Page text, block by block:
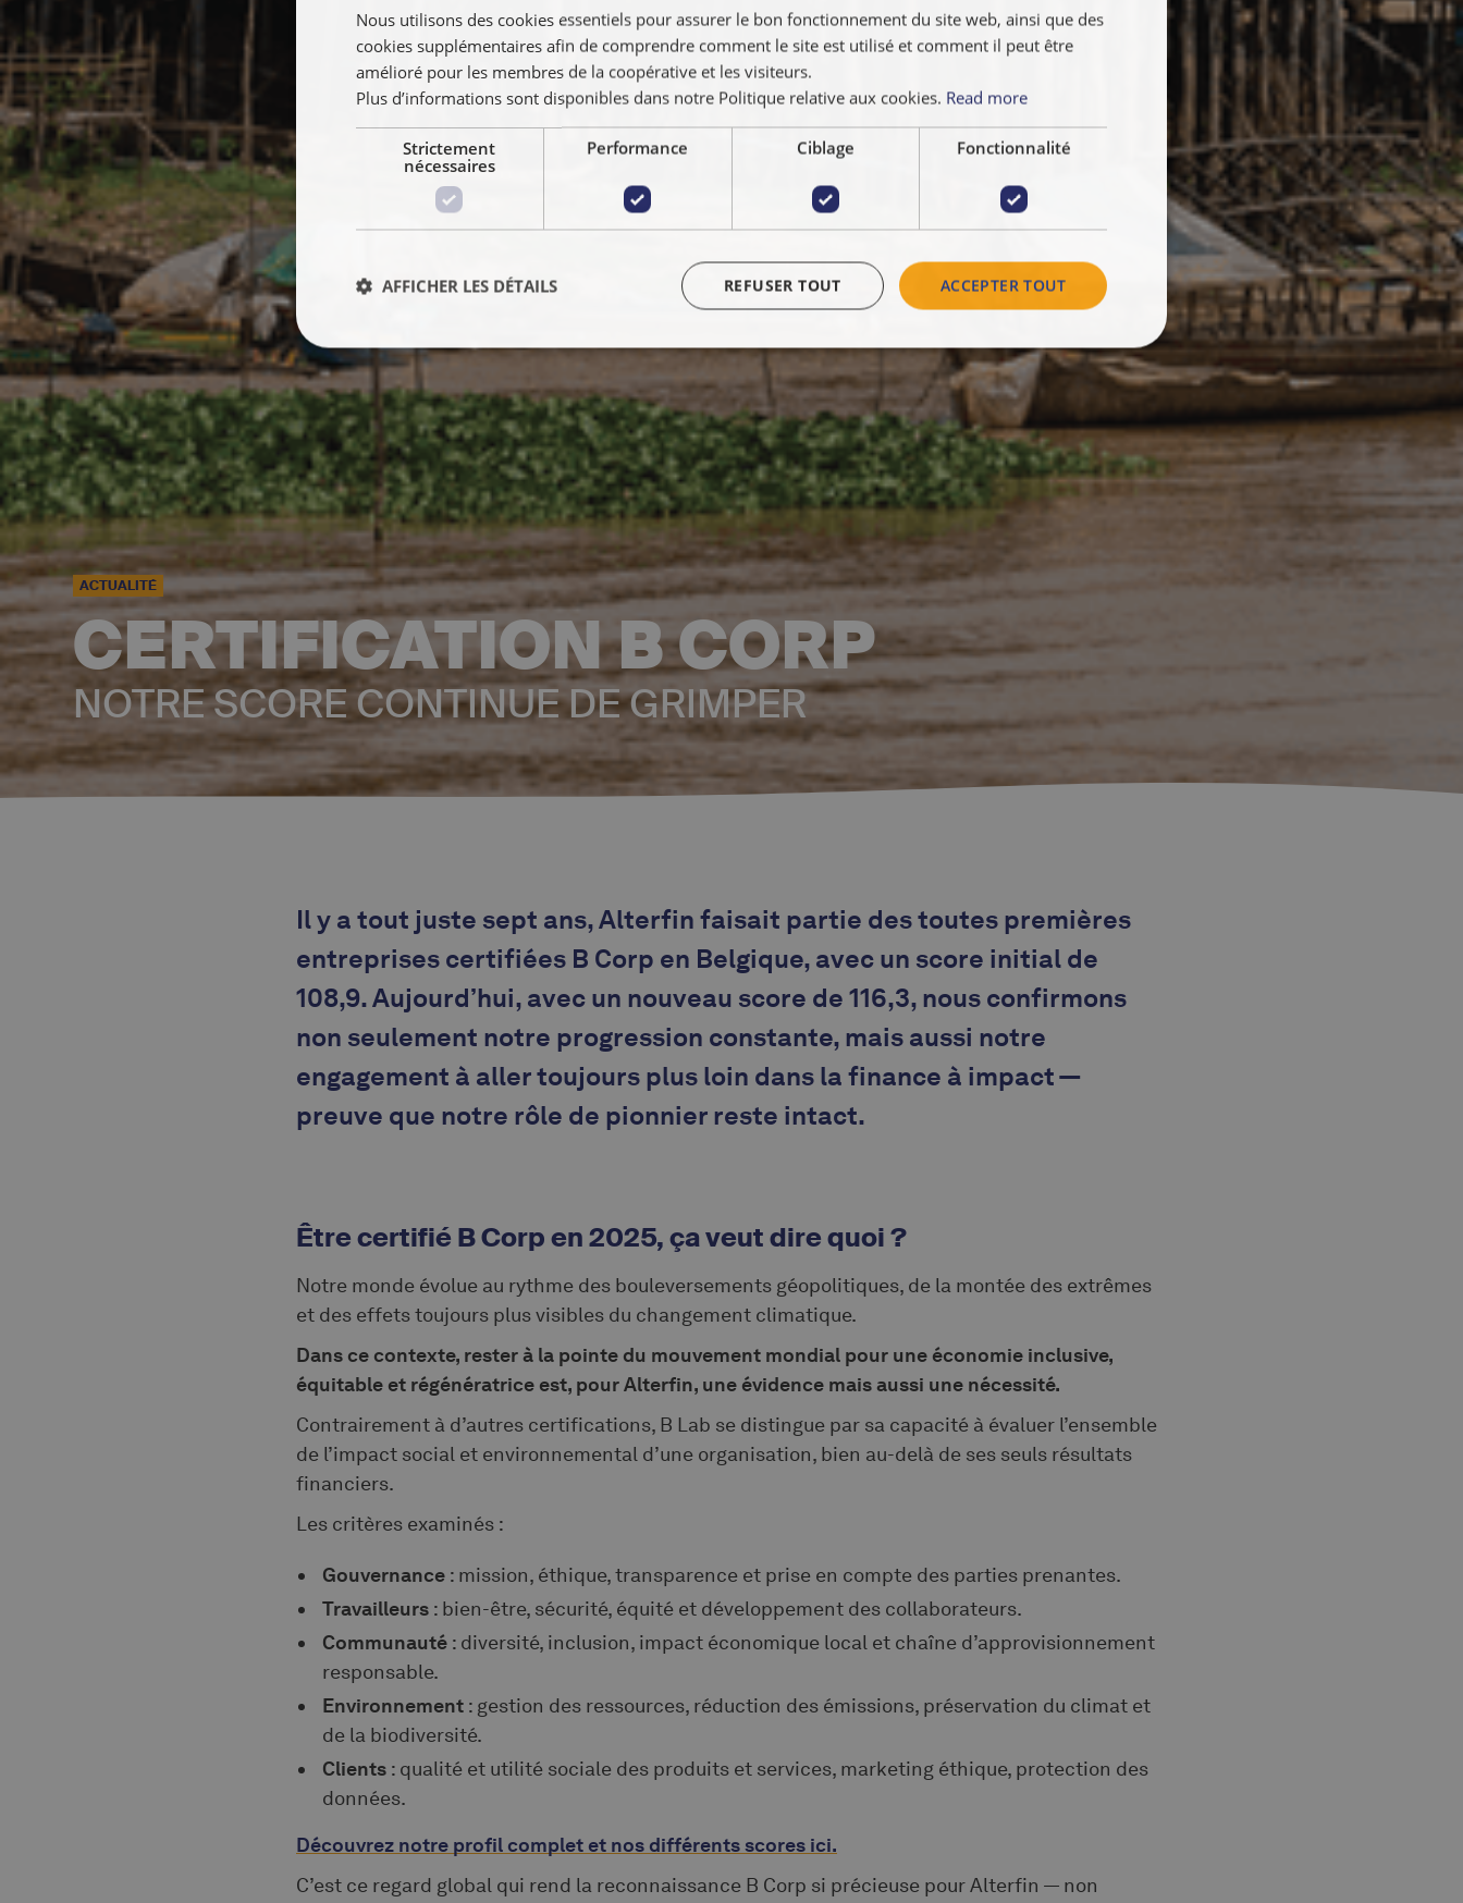
ACTUALITÉ
CERTIFICATION B CORP
NOTRE SCORE CONTINUE DE GRIMPER
Il y a tout juste sept ans, Alterfin faisait partie des toutes premières
entreprises certifiées B Corp en Belgique, avec un score initial de
108,9. Aujourd’hui, avec un nouveau score de 116,3, nous confirmons
non seulement notre progression constante, mais aussi notre
engagement à aller toujours plus loin dans la finance à impact —
preuve que notre rôle de pionnier reste intact.
Être certifié B Corp en 2025, ça veut dire quoi ?
Notre monde évolue au rythme des bouleversements géopolitiques, de la montée des extrêmes
et des effets toujours plus visibles du changement climatique.
Dans ce contexte, rester à la pointe du mouvement mondial pour une économie inclusive,
équitable et régénératrice est, pour Alterfin, une évidence mais aussi une nécessité.
Contrairement à d’autres certifications, B Lab se distingue par sa capacité à évaluer l’ensemble
de l’impact social et environnemental d’une organisation, bien au-delà de ses seuls résultats
financiers.
Les critères examinés :
Gouvernance : mission, éthique, transparence et prise en compte des parties prenantes.
Travailleurs : bien-être, sécurité, équité et développement des collaborateurs.
Communauté : diversité, inclusion, impact économique local et chaîne d’approvisionnement
responsable.
Environnement : gestion des ressources, réduction des émissions, préservation du climat et
de la biodiversité.
Clients : qualité et utilité sociale des produits et services, marketing éthique, protection des
données.
Découvrez notre profil complet et nos différents scores ici.
C’est ce regard global qui rend la reconnaissance B Corp si précieuse pour Alterfin — non
ENGLISH
FRANÇAIS
Nous utilisons des cookies essentiels pour assurer le bon fonctionnement du site web, ainsi que des
cookies supplémentaires afin de comprendre comment le site est utilisé et comment il peut être
amélioré pour les membres de la coopérative et les visiteurs.
Plus d’informations sont disponibles dans notre Politique relative aux cookies. Read more
Strictement
nécessaires
Performance Ciblage Fonctionnalité
ACCEPTER TOUT
REFUSER TOUT
AFFICHER LES DÉTAILS